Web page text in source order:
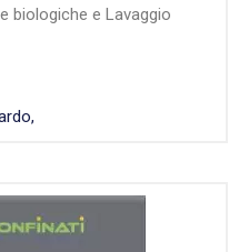
biologiche e Lavaggio